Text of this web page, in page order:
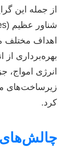
از جمله این
اهداف مختلف
بهره‌برداری از
انرژی امواج،
زیرساخت‌های
کرد.